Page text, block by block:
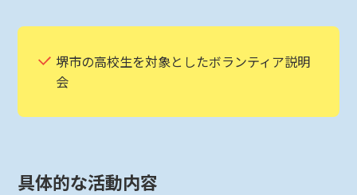
堺市の高校生を対象としたボランティア説明
会
具体的な活動内容